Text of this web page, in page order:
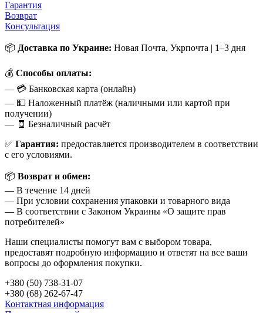
Гарантия
Возврат
Консультация
📦 Доставка по Украине: Новая Почта, Укрпочта | 1–3 дня
💰 Способы оплаты:
— 💳 Банковская карта (онлайн)
— 💵 Наложенный платёж (наличными или картой при
получении)
— 🧾 Безналичный расчёт
✅ Гарантия: предоставляется производителем в соответствии
с его условиями.
📦 Возврат и обмен:
— В течение 14 дней
— При условии сохранения упаковки и товарного вида
— В соответствии с Законом Украины «О защите прав
потребителей»
Наши специалисты помогут вам с выбором товара,
предоставят подробную информацию и ответят на все ваши
вопросы до оформления покупки.
+380 (50) 738-31-07
+380 (68) 262-67-47
Контактная информация